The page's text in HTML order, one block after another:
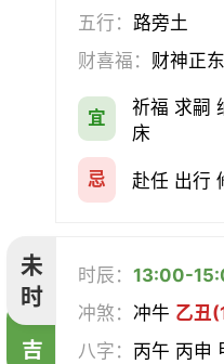
五行： 路旁土
财喜福： 财神正
宜
祈福 求嗣
床
忌 赴任 出行
未
时
吉
时辰：13:00-
冲煞：冲牛 乙丑
八字： 丙午 丙申